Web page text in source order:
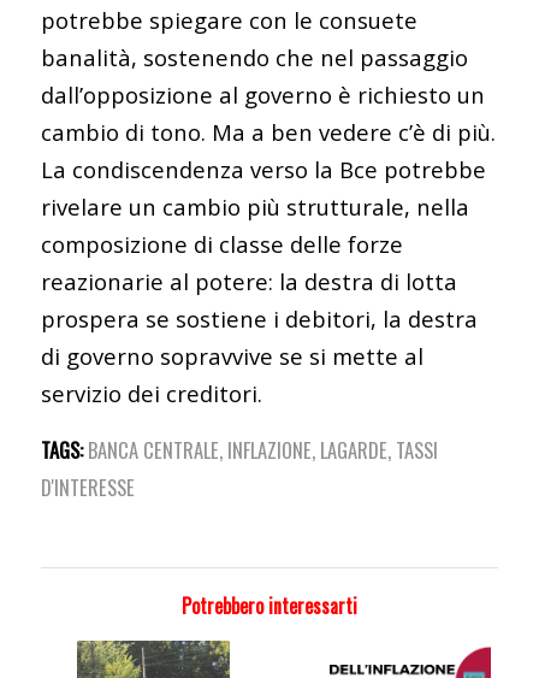
potrebbe spiegare con le consuete
banalità, sostenendo che nel passaggio
dall’opposizione al governo è richiesto un
cambio di tono. Ma a ben vedere c’è di più.
La condiscendenza verso la Bce potrebbe
rivelare un cambio più strutturale, nella
composizione di classe delle forze
reazionarie al potere: la destra di lotta
prospera se sostiene i debitori, la destra
di governo sopravvive se si mette al
servizio dei creditori.
TAGS: BANCA CENTRALE, INFLAZIONE, LAGARDE, TASSI
D'INTERESSE
Potrebbero interessarti